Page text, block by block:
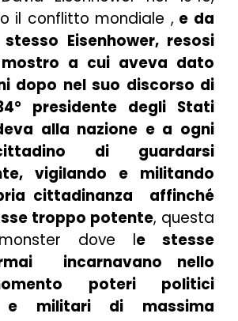
il conflitto mondiale , e da
Eisenhower, resosi
a cui aveva dato
dopo nel suo discorso di
presidente degli Stati
alla nazione e a ogni
di guardarsi
vigilando e militando
cittadinanza affinché
troppo potente, questa
dove le stesse
incarnavano nello
poteri politici
e militari di massima